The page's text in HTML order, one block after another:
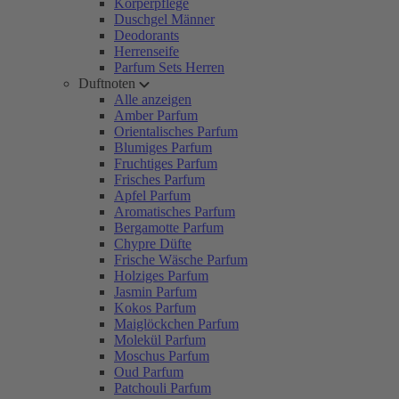
Körperpflege
Duschgel Männer
Deodorants
Herrenseife
Parfum Sets Herren
Duftnoten
Alle anzeigen
Amber Parfum
Orientalisches Parfum
Blumiges Parfum
Fruchtiges Parfum
Frisches Parfum
Apfel Parfum
Aromatisches Parfum
Bergamotte Parfum
Chypre Düfte
Frische Wäsche Parfum
Holziges Parfum
Jasmin Parfum
Kokos Parfum
Maiglöckchen Parfum
Molekül Parfum
Moschus Parfum
Oud Parfum
Patchouli Parfum